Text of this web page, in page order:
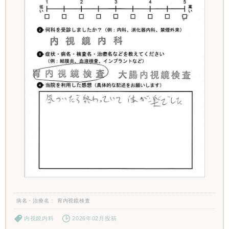
病名・治療名 胃内視鏡検査
内視鏡内科 2026年02月投稿